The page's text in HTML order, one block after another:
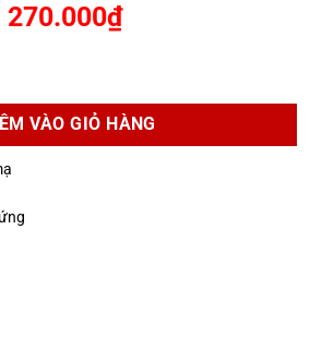
270.000₫
trang trí ABXP-07V số lượng
VÀO GIỎ HÀNG